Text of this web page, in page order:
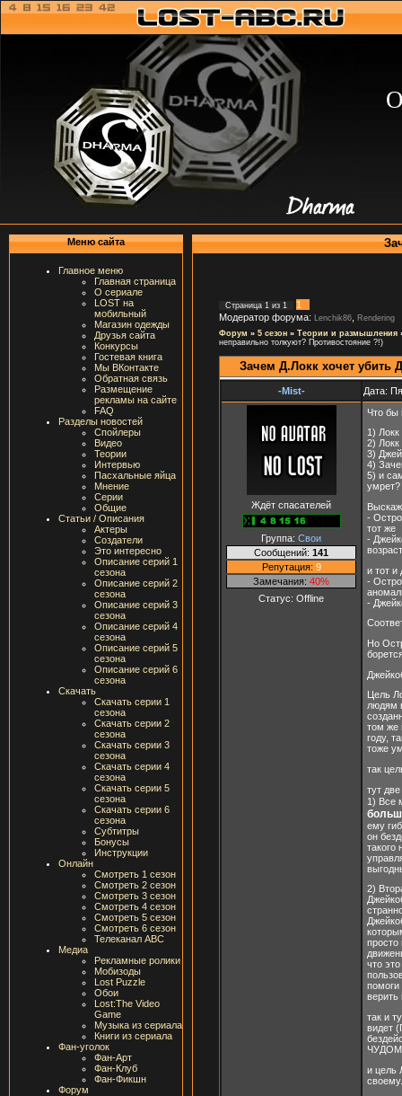
Меню сайта
Главное меню
Главная страница
О сериале
LOST на
мобильный
Магазин одежды
Друзья сайта
Конкурсы
Гостевая книга
Мы ВКонтакте
Обратная связь
Размещение
рекламы на сайте
FAQ
Разделы новостей
Спойлеры
Видео
Теории
Интервью
Пасхальные яйца
Мнение
Серии
Общие
Статьи / Описания
Актеры
Создатели
Это интересно
Описание серий 1
сезона
Описание серий 2
сезона
Описание серий 3
сезона
Описание серий 4
сезона
Описание серий 5
сезона
Описание серий 6
сезона
Скачать
Скачать серии 1
сезона
Скачать серии 2
сезона
Скачать серии 3
сезона
Скачать серии 4
сезона
Скачать серии 5
сезона
Скачать серии 6
сезона
Субтитры
Бонусы
Инструкции
Онлайн
Смотреть 1 сезон
Смотреть 2 сезон
Смотреть 3 сезон
Смотреть 4 сезон
Смотреть 5 сезон
Смотреть 6 сезон
Телеканал ABC
Медиа
Рекламные ролики
Мобизоды
Lost Puzzle
Обои
Lost:The Video
Game
Музыка из сериала
Книги из сериала
Фан-уголок
Фан-Арт
Фан-Клуб
Фан-Фикшн
Форум
Страница 1 из 1
1
Модератор форума:
Lenchik86
Rendering
Форум » 5 сезон » Теории и размышления
неправильно толкуют? Противостояние ?!)
Зачем Д.Локк хочет убить
-Mist- Дата:
Ждёт спасателей
Группа: Свои
Сообщений: 141
Репутация: 9
Замечания: 40%
Статус: Offline
Что бы
1)
2) Локк
3)
4)
5) и
умрет?
-
тот же
-
и тот
-
-
Но
Цель
людям
том же
году,
тоже
так
тут
1) Все
ему
он
такого
2)
просто
что
верить
так и
видет
ЧУДОМ
и цель